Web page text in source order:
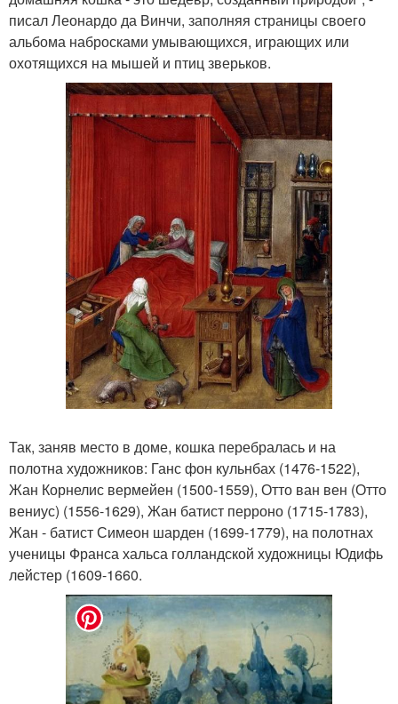
писал Леонардо да Винчи, заполняя страницы своего
альбома набросками умывающихся, играющих или
охотящихся на мышей и птиц зверьков.
Так, заняв место в доме, кошка перебралась и на
полотна художников: Ганс фон кульнбах (1476-1522),
Жан Корнелис вермейен (1500-1559), Отто ван вен (Отто
вениус) (1556-1629), Жан батист перроно (1715-1783),
Жан - батист Симеон шарден (1699-1779), на полотнах
ученицы Франса хальса голландской художницы Юдифь
лейстер (1609-1660.